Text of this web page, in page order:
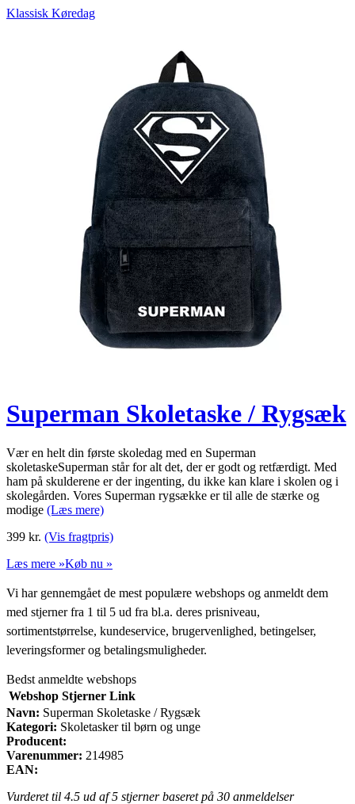
Klassisk Køredag
Superman Skoletaske / Rygsæk
Vær en helt din første skoledag med en Superman
skoletaskeSuperman står for alt det, der er godt og retfærdigt. Med
ham på skulderene er der ingenting, du ikke kan klare i skolen og i
skolegården. Vores Superman rygsække er til alle de stærke og
modige (Læs mere)
399 kr. (Vis fragtpris)
Læs mere »Køb nu »
Vi har gennemgået de mest populære webshops og anmeldt dem
med stjerner fra 1 til 5 ud fra bl.a. deres prisniveau,
sortimentstørrelse, kundeservice, brugervenlighed, betingelser,
leveringsformer og betalingsmuligheder.
Bedst anmeldte webshops
Webshop Stjerner Link
Navn: Superman Skoletaske / Rygsæk
Kategori: Skoletasker til børn og unge
Producent:
Varenummer: 214985
EAN:
Vurderet til 4.5 ud af 5 stjerner baseret på 30 anmeldelser